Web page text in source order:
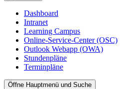
Dashboard
Intranet
Learning Campus
Online-Service-Center (OSC)
Outlook Webapp (OWA)
Stundenpläne
Terminpläne
Öffne Hauptmenü und Suche